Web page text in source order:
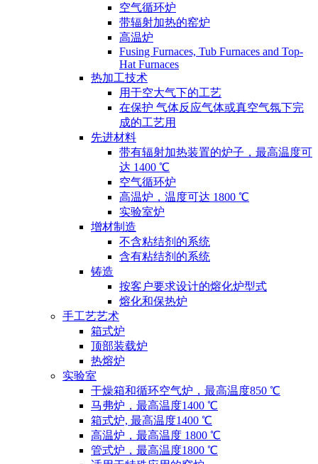
空气循环炉
带辐射加热的窑炉
高温炉
Fusing Furnaces, Tub Furnaces and Top-
Hat Furnaces
热加工技术
用于空大气下的工艺
在保护 气体反应气体或真空气氛下完
成的工艺用
先进材料
带有辐射加热装置的炉子，最高温度可
达 1400 ℃
空气循环炉
高温炉，温度可达 1800 ℃
实验室炉
增材制造
不含粘结剂的系统
含有粘结剂的系统
铸造
按客户要求设计的熔化炉型式
熔化和保热炉
手工艺艺术
箱式炉
顶部装载炉
热熔炉
实验室
干燥箱和循环空气炉，最高温度850 ℃
马弗炉，最高温度1400 ℃
箱式炉, 最高温度1400 ℃
高温炉，最高温度 1800 ℃
管式炉，最高温度1800 ℃